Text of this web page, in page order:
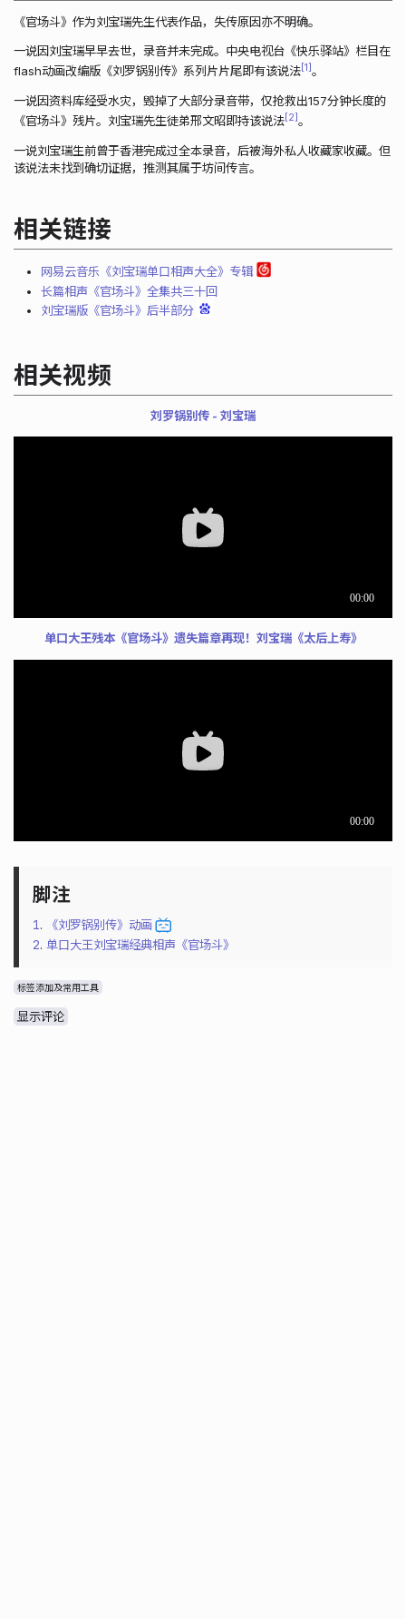
《官场斗》作为刘宝瑞先生代表作品，失传原因亦不明确。
一说因刘宝瑞早早去世，录音并未完成。中央电视台《快乐驿站》栏目在
flash动画改编版《刘罗锅别传》系列片片尾即有该说法 1 。
一说因资料库经受水灾，毁掉了大部分录音带，仅抢救出157分钟长度的
《官场斗》残片。刘宝瑞先生徒弟邢文昭即持该说法 2 。
一说刘宝瑞生前曾于香港完成过全本录音，后被海外私人收藏家收藏。但
该说法未找到确切证据，推测其属于坊间传言。
相关链接
网易云音乐《刘宝瑞单口相声大全》专辑
长篇相声《官场斗》全集共三十回
刘宝瑞版《官场斗》后半部分
相关视频
刘罗锅别传 - 刘宝瑞
单口大王残本《官场斗》遗失篇章再现！刘宝瑞《太后上寿》
1. 《刘罗锅别传》动画
2. 单口大王刘宝瑞经典相声《官场斗》
标签添加及常用工具
显示评论